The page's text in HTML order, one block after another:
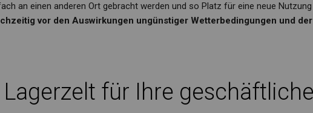
an einen anderen Ort gebracht werden und so Platz für eine neue
vor den Auswirkungen ungünstiger Wetterbedingungen und
für Ihre